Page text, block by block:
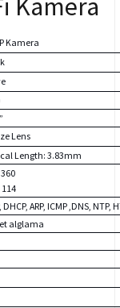
Kamera
Kamera
Lens
Length: 3.83mm
DHCP, ARP, ICMP ,DNS, NTP,
alglama